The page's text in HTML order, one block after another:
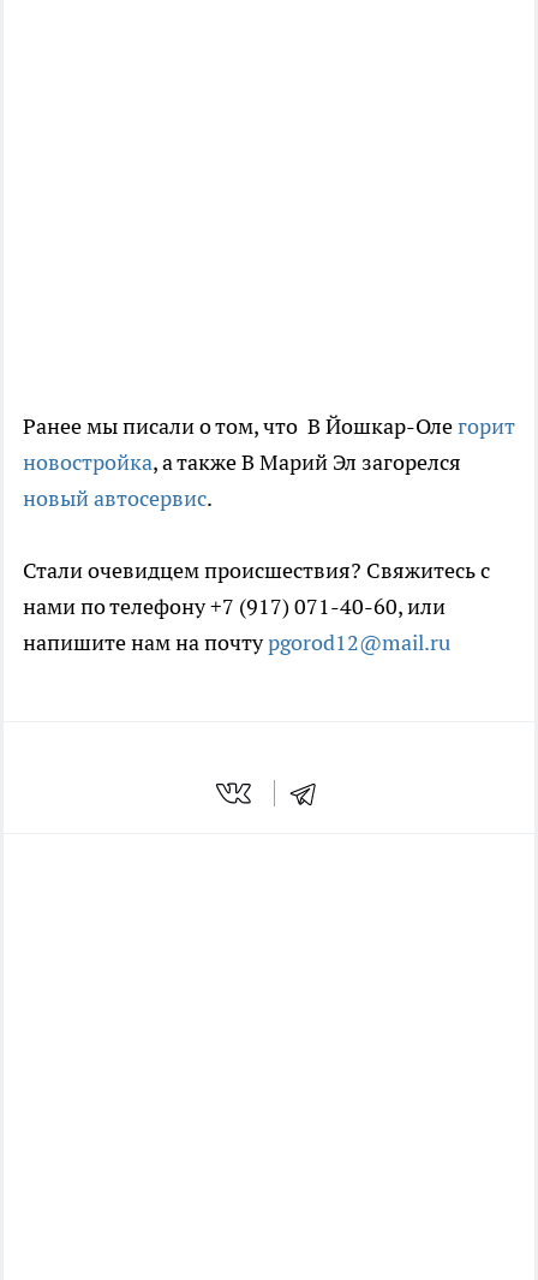
Ранее мы писали о том, что В Йошкар-Олегорит
новостройка, а также В Марий Эл загорелся
новый автосервис.
Стали очевидцем происшествия? Свяжитесь с
нами по телефону +7 (917) 071-40-60, или
напишите нам на почтуpgorod12@mail.ru